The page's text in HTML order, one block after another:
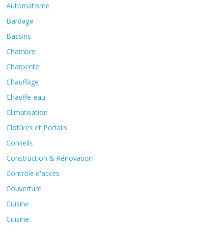
Automatisme
Bardage
Bassins
Chambre
Charpente
Chauffage
Chauffe-eau
Climatisation
Clotûres et Portails
Conseils
Construction & Rénovation
Contrôle d'accès
Couverture
Cuisine
Cuisine